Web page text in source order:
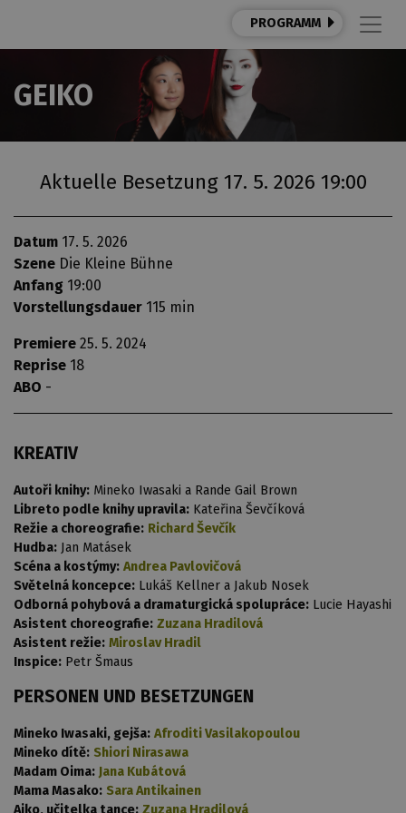
PROGRAMM
GEIKO
Aktuelle Besetzung 17. 5. 2026 19:00
Datum 17. 5. 2026
Szene Die Kleine Bühne
Anfang 19:00
Vorstellungsdauer 115 min
Premiere 25. 5. 2024
Reprise 18
ABO -
KREATIV
Autoři knihy: Mineko Iwasaki a Rande Gail Brown
Libreto podle knihy upravila: Kateřina Ševčíková
Režie a choreografie: Richard Ševčík
Hudba: Jan Matásek
Scéna a kostýmy: Andrea Pavlovičová
Světelná koncepce: Lukáš Kellner a Jakub Nosek
Odborná pohybová a dramaturgická spolupráce: Lucie Hayashi
Asistent choreografie: Zuzana Hradilová
Asistent režie: Miroslav Hradil
Inspice: Petr Šmaus
PERSONEN UND BESETZUNGEN
Mineko Iwasaki, gejša: Afroditi Vasilakopoulou
Mineko dítě: Shiori Nirasawa
Madam Oima: Jana Kubátová
Mama Masako: Sara Antikainen